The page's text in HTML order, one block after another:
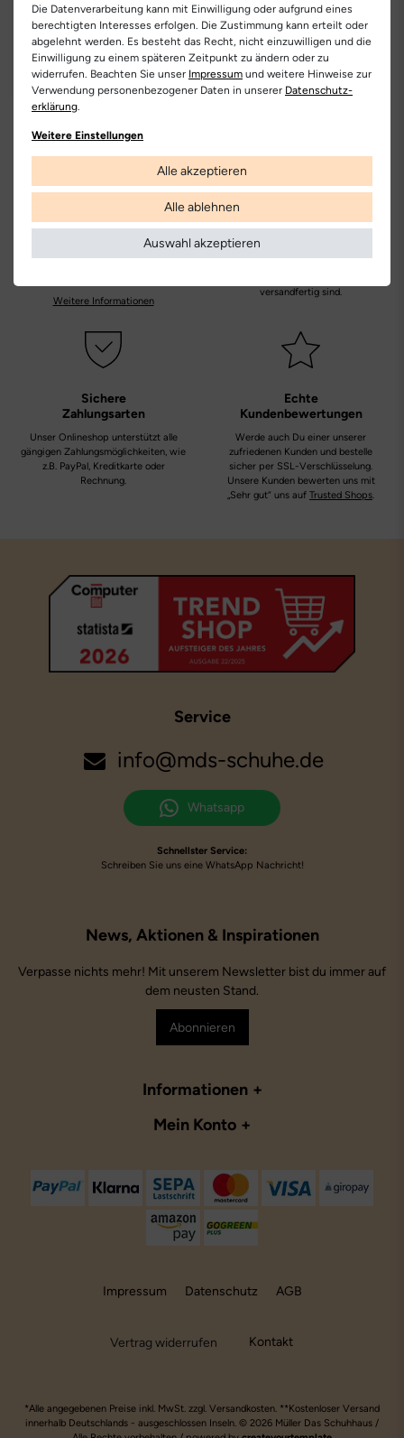
LLOYD
Forest
199.00 € Du sparst 80.05 €
118.95 €
Lieferung
Die Lieferung innerhalb Deutschlands
Weitere Informationen
Originalprodukte!
Wir verkaufen nur Origininalprodukte,
versandfertig sind.
Sichere
Zahlungsarten
Unser Onlineshop unterstützt alle
gängigen Zahlungsmöglichkeiten, wie
z.B. PayPal, Kreditkarte oder
Rechnung.
Echte
Kundenbewertungen
Werde auch Du einer unserer
zufriedenen Kunden und bestelle
sicher per SSL-Verschlüsselung.
Unsere Kunden bewerten uns mit
„Sehr gut“ uns auf Trusted Shops.
Service
info@mds-schuhe.de
Whatsapp
Schnellster Service:
Schreiben Sie uns eine WhatsApp Nachricht!
Informationen
Mein Konto
Verpasse nichts mehr! Mit unserem Newsletter bist du immer auf
dem neusten Stand.
Abonnieren
Impressum Datenschutz AGB
Vertrag widerrufen Kontakt
*Alle angegebenen Preise inkl. MwSt. zzgl. Versandkosten. **Kostenloser Versand
innerhalb Deutschlands - ausgeschlossen Inseln. © 2026 Müller Das Schuhhaus /
Die Datenverarbeitung kann mit Einwilligung oder aufgrund eines
berechtigten Interesses erfolgen. Die Zustimmung kann erteilt oder
abgelehnt werden. Es besteht das Recht, nicht einzuwilligen und die
Einwilligung zu einem späteren Zeitpunkt zu ändern oder zu
widerrufen. Beachten Sie unser Impressum und weitere Hinweise zur
Verwendung personenbezogener Daten in unserer Daten­schutz­
erklärung.
Weitere Einstellungen
Alle akzeptieren
Alle ablehnen
Auswahl akzeptieren